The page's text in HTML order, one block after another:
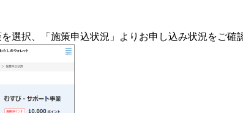
選択、「施策申込状況」よりお申し込み状況をご確